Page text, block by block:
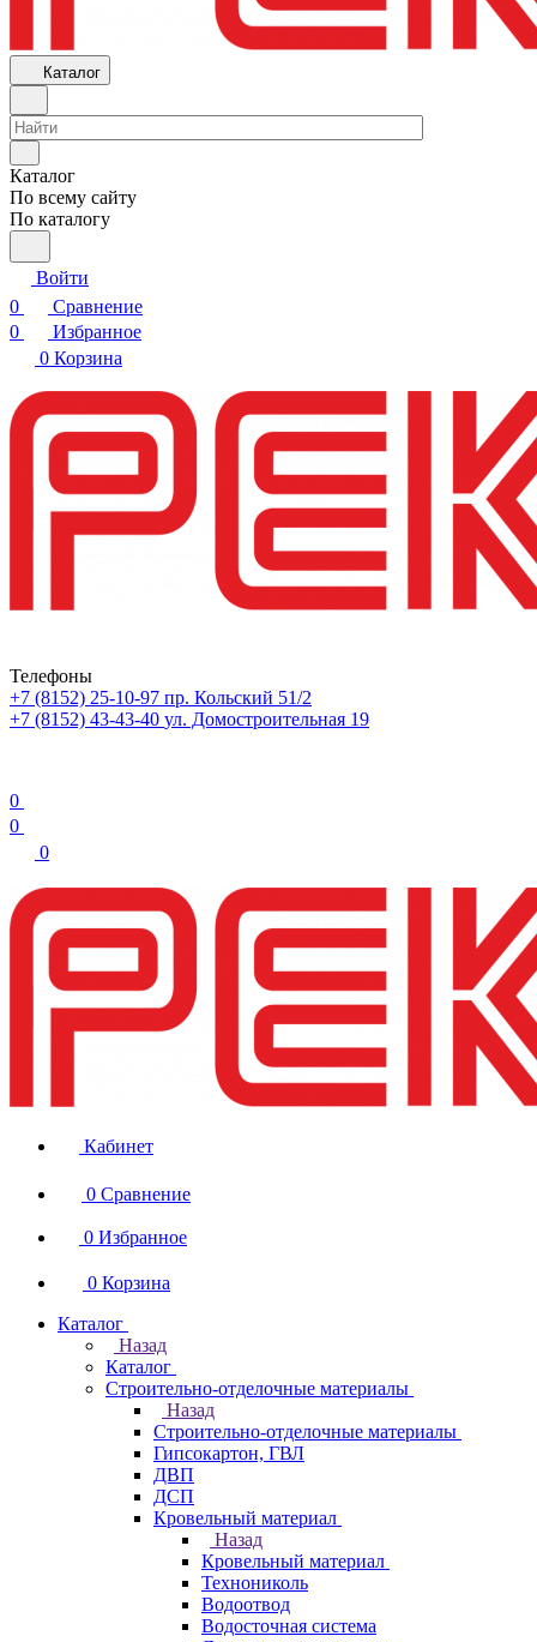
Каталог
Каталог
По всему сайту
По каталогу
Войти
0
Сравнение
0
Избранное
0 Корзина
Телефоны
+7 (8152) 25-10-97 пр. Кольский 51/2
+7 (8152) 43-43-40 ул. Домостроительная 19
0
0
0
Кабинет
0 Сравнение
0 Избранное
0 Корзина
Каталог
Назад
Каталог
Строительно-отделочные материалы
Назад
Строительно-отделочные материалы
Гипсокартон, ГВЛ
ДВП
ДСП
Кровельный материал
Назад
Кровельный материал
Технониколь
Водоотвод
Водосточная система